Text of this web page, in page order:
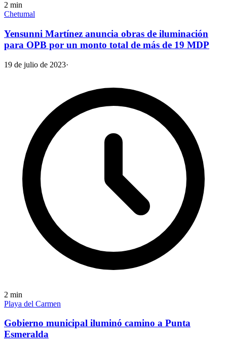
2 min
Chetumal
Yensunni Martínez anuncia obras de iluminación
para OPB por un monto total de más de 19 MDP
19 de julio de 2023·
2 min
Playa del Carmen
Gobierno municipal iluminó camino a Punta
Esmeralda